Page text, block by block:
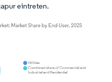
eintreten.